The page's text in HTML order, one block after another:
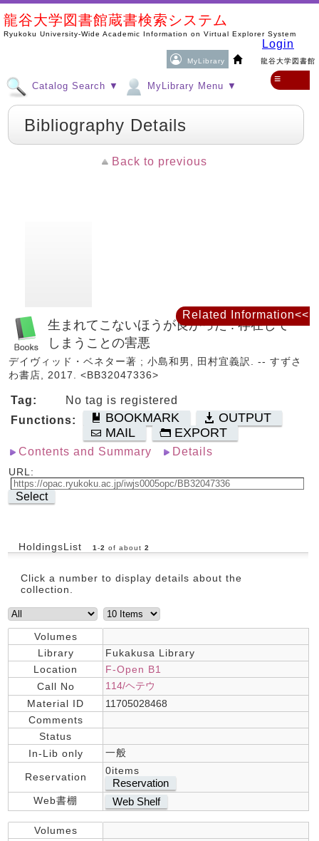
龍谷大学図書館蔵書検索システム
Ryukoku University-Wide Academic Information on Virtual Explorer System
MyLibrary 龍谷大学図書館
Login
Catalog Search ▼ MyLibrary Menu ▼
≡
Bibliography Details
Back to previous
生まれてこないほうが良かった : 存在して
しまうことの害悪
デイヴィッド・ベネター著 ; 小島和男, 田村宜義訳. -- すずさ
わ書店, 2017. <BB32047336>
Tag:
No tag is registered
Functions:
BOOKMARK
OUTPUT
MAIL
EXPORT
Contents and Summary Details
URL:
Select
HoldingsList 1 -2 of about 2
Click a number to display details about the
collection.
Volumes
Library
Fukakusa Library
Location
F-Open B1
Call No
114/ヘテウ
Material ID
11705028468
Comments
Status
In-Lib only
一般
Reservation
0items
Reservation
Web書棚 Web Shelf
Volumes
Related Information<<